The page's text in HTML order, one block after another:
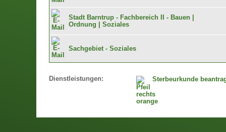
Stadt Barntrup - Fachbereich II - Bauen |
Ordnung | Soziales
Sachgebiet - Soziales
Dienstleistungen: Sterbeurkunde